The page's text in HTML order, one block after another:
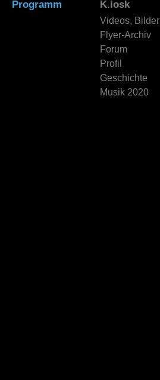
Programm K.iosk
Videos, Bilder
Flyer-Archiv
Forum
Profil
Geschichte
Musik 2020